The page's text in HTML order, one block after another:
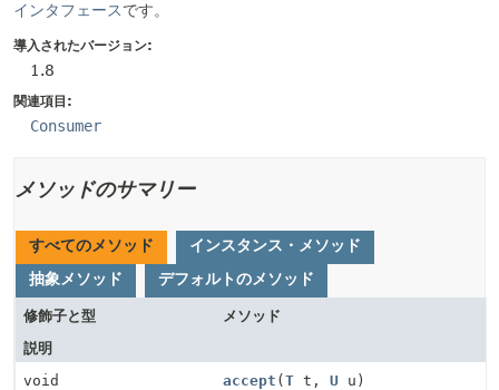
インタフェースです。
導入されたバージョン:
1.8
関連項目:
Consumer
メソッドのサマリー
すべてのメソッド
インスタンス・メソッド
抽象メソッド
デフォルトのメソッド
修飾子と型
メソッド
説明
void
accept (T t,U u)